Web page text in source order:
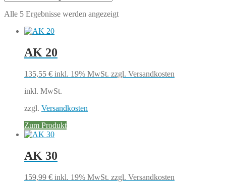
Alle 5 Ergebnisse werden angezeigt
AK 20
135,55 € inkl. 19% MwSt. zzgl. Versandkosten
inkl. MwSt.
zzgl. Versandkosten
Zum Produkt
AK 30
159,99 € inkl. 19% MwSt. zzgl. Versandkosten